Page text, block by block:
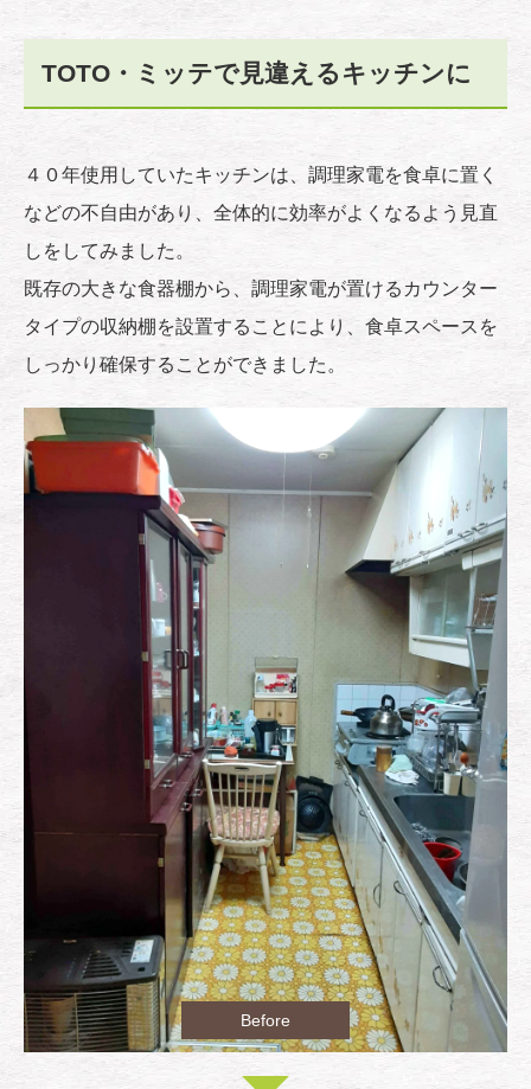
TOTO・ミッテで見違えるキッチンに
４０年使用していたキッチンは、調理家電を食卓に置く
などの不自由があり、全体的に効率がよくなるよう見直
しをしてみました。
既存の大きな食器棚から、調理家電が置けるカウンター
タイプの収納棚を設置することにより、食卓スペースを
しっかり確保することができました。
Before